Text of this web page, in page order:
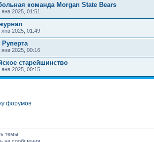
команда Morgan State Bears
янв 2025, 01:51
янв 2025, 01:49
Руперта
янв 2025, 00:16
старейшинство
янв 2025, 00:15
форумов
темы
на сообщения